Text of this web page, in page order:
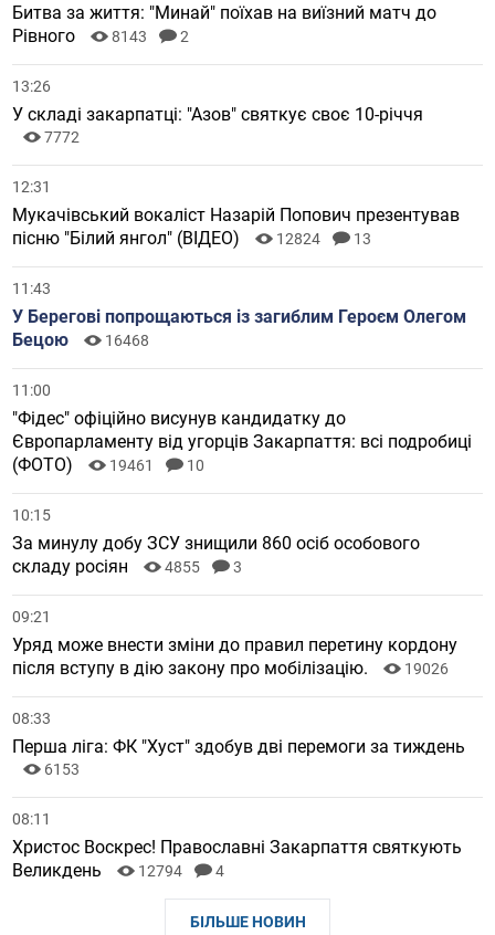
Битва за життя: "Минай" поїхав на виїзний матч до
Рівного
8143 2
13:26
У складі закарпатці: "Азов" святкує своє 10-річчя
7772
12:31
Мукачівський вокаліст Назарій Попович презентував
пісню "Білий янгол" (ВІДЕО)
12824 13
11:43
У Берегові попрощаються із загиблим Героєм Олегом
Бецою
16468
11:00
"Фідес" офіційно висунув кандидатку до
Європарламенту від угорців Закарпаття: всі подробиці
(ФОТО)
19461 10
10:15
За минулу добу ЗСУ знищили 860 осіб особового
складу росіян
4855 3
09:21
Уряд може внести зміни до правил перетину кордону
після вступу в дію закону про мобілізацію.
19026
08:33
Перша ліга: ФК "Хуст" здобув дві перемоги за тиждень
6153
08:11
Христос Воскрес! Православні Закарпаття святкують
Великдень
12794 4
БІЛЬШЕ НОВИН